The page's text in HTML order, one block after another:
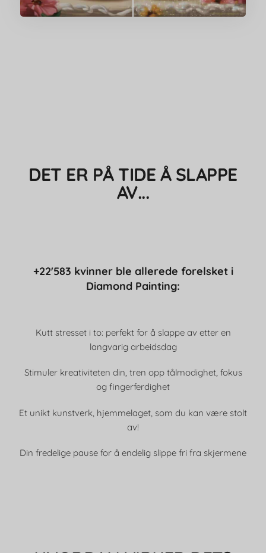
DET ER PÅ TIDE Å SLAPPE
AV...
+22'583 kvinner ble allerede forelsket i
Diamond Painting:
Kutt stresset i to: perfekt for å slappe av etter en
langvarig arbeidsdag
Stimuler kreativiteten din, tren opp tålmodighet, fokus
og fingerferdighet
Et unikt kunstverk, hjemmelaget, som du kan være stolt
av!
Din fredelige pause for å endelig slippe fri fra skjermene